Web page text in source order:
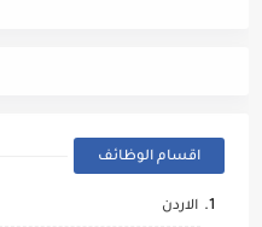
اقسام الوظائف
الاردن